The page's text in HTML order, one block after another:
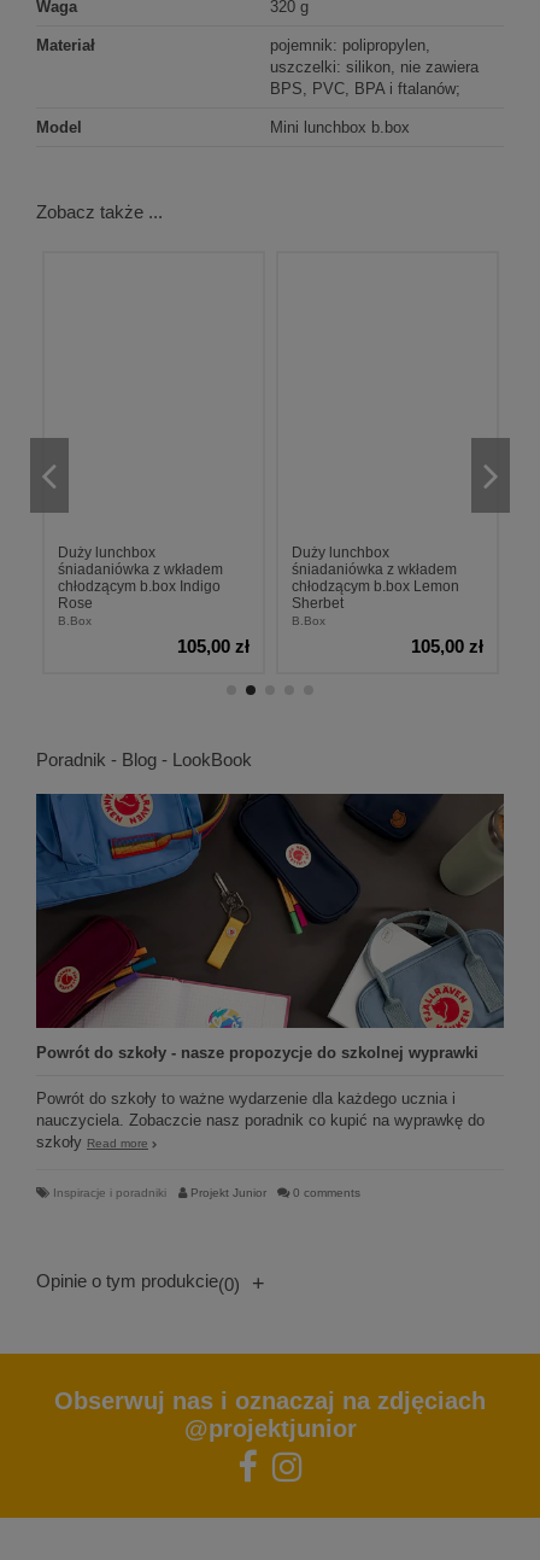
Waga 320 g
Materiał
pojemnik: polipropylen,
uszczelki: silikon, nie zawiera
BPS, PVC, BPA i ftalanów;
Model Mini lunchbox b.box
Zobacz także ...
Duży lunchbox
śniadaniówka z wkładem
chłodzącym b.box Indigo
Rose
B.Box
105,00 zł
Duży lunchbox
śniadaniówka z wkładem
chłodzącym b.box Lemon
Sherbet
B.Box
105,00 zł
Poradnik - Blog - LookBook
Powrót do szkoły - nasze propozycje do szkolnej wyprawki
Powrót do szkoły to ważne wydarzenie dla każdego ucznia i
nauczyciela. Zobaczcie nasz poradnik co kupić na wyprawkę do
szkoły Read more
Inspiracje i poradniki Projekt Junior 0 comments
Opinie o tym produkcie(0) +
Obserwuj nas i oznaczaj na zdjęciach
@projektjunior